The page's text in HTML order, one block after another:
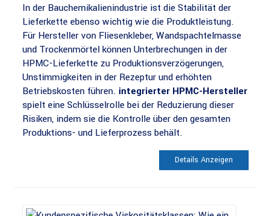
In der Bauchemikalienindustrie ist die Stabilität der
Lieferkette ebenso wichtig wie die Produktleistung.
Für Hersteller von Fliesenkleber, Wandspachtelmasse
und Trockenmörtel können Unterbrechungen in der
HPMC-Lieferkette zu Produktionsverzögerungen,
Unstimmigkeiten in der Rezeptur und erhöhten
Betriebskosten führen. integrierter HPMC-Hersteller
spielt eine Schlüsselrolle bei der Reduzierung dieser
Risiken, indem sie die Kontrolle über den gesamten
Produktions- und Lieferprozess behält.
Details Anzeigen